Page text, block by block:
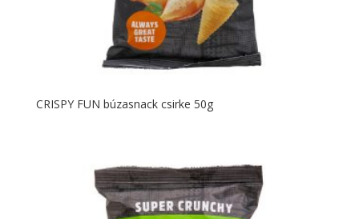
CRISPY FUN búzasnack csirke 50g